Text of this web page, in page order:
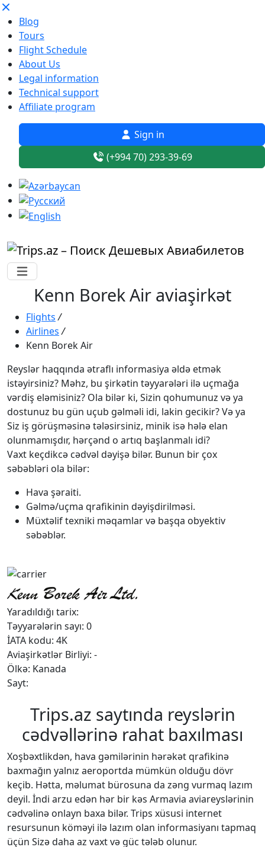
Blog
Tours
Flight Schedule
About Us
Legal information
Technical support
Affiliate program
Sign in
(+994 70) 293-39-69
Kenn Borek Air aviaşirkət
Flights /
Airlines /
Kenn Borek Air
Reyslər haqqında ətraflı informasiya əldə etmək
istəyirsiniz? Məhz, bu şirkətin təyyarələri ilə uçmağa
vərdiş eləmisiniz? Ola bilər ki, Sizin qohumunuz və ya
dostunuz bu gün uçub gəlməli idi, lakin gecikir? Və ya
Siz iş görüşməsinə tələsirsiniz, minik isə hələ elan
olunmamışdır, hərçənd o artıq başlanmalı idi?
Vaxt keçdikcə cədvəl dəyişə bilər. Bunun bir çox
səbəbləri ola bilər:
Hava şəraiti.
Gəlmə/uçma qrafikinin dəyişdirilməsi.
Müxtəlif texniki məqamlar və başqa obyektiv
səbəblər.
Yaradıldığı tarix:
Təyyarələrin sayı: 0
İATA kodu: 4K
Aviaşirkətlər Birliyi: -
Ölkə: Kanada
Sayt:
Trips.az saytında reyslərin
cədvəllərinə rahat baxılması
Xoşbəxtlikdən, hava gəmilərinin hərəkət qrafikinə
baxmağın yalnız aeroportda mümkün olduğu dövr
keçib. Hətta, məlumat bürosuna da zəng vurmaq lazım
deyil. İndi arzu edən hər bir kəs Armavia aviareyslərinin
cədvəlinə onlayn baxa bilər. Trips xüsusi internet
resursunun köməyi ilə lazım olan informasiyanı tapmaq
üçün Sizə daha az vaxt və güc tələb olunur.